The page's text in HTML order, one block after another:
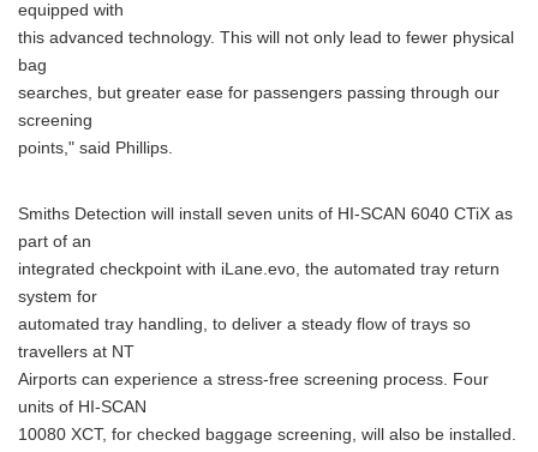
equipped with
this advanced technology. This will not only lead to fewer physical
bag
searches, but greater ease for passengers passing through our
screening
points," said Phillips.
Smiths Detection will install seven units of HI-SCAN 6040 CTiX as
part of an
integrated checkpoint with iLane.evo, the automated tray return
system for
automated tray handling, to deliver a steady flow of trays so
travellers at NT
Airports can experience a stress-free screening process. Four
units of HI-SCAN
10080 XCT, for checked baggage screening, will also be installed.